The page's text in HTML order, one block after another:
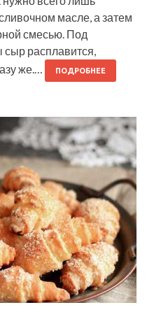
масле, а затем
смесью. Под
сыр расплавится,
же.…
ПОДРОБНЕЕ